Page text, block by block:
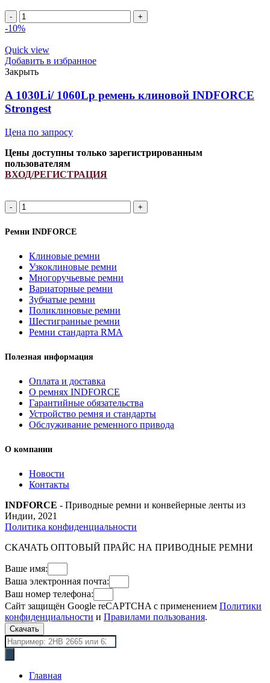
A
1150Li/
657793.0
ремень
клиновой
INDFORCE
Strongest
quantity
-10%
Quick view
Добавить в избранное
Закрыть
A 1030Li/ 1060Lp ремень клиновой INDFORCE
Strongest
Цена по запросу
Цены доступны только зарегистрированным
пользователям
ВХОД/РЕГИСТРАЦИЯ
A
1030Li/
1060Lp
ремень
INDFORCE
Strongest
quantity
Ремни INDFORCE
Клиновые ремни
Узкоклиновые ремни
Многоручьевые ремни
Вариаторные ремни
Зубчатые ремни
Поликлиновые ремни
Шестигранные ремни
Ремни стандарта RMA
Полезная информация
Оплата и доставка
О ремнях INDFORCE
Гарантийные обязательства
Устройство ремня и стандарты
Обслуживание ременного привода
О компании
Новости
Контакты
INDFORCE - Приводные ремни и конвейерные ленты из
Индии, 2021
Политика конфиденциальности
СКАЧАТЬ ОПТОВЫЙ ПРАЙС НА ПРИВОДНЫЕ РЕМНИ
Ваше имя:
Ваша электронная почта:
Ваш номер телефона:
Сайт защищён Google reCAPTCHA с применением Политики
конфиденциальности и Правилами пользования.
Скачать
Поиск
товаров
Главная